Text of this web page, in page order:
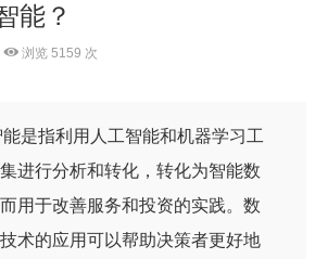
能？
浏览 5159 次
是指利用人工智能和机器学习工
进行分析和转化，转化为智能数
用于改善服务和投资的实践。数
术的应用可以帮助决策者更好地